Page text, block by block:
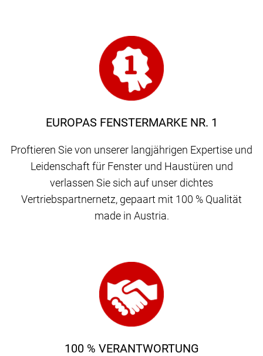
EUROPAS FENSTERMARKE NR. 1
Proftieren Sie von unserer langjährigen Expertise und
Leidenschaft für Fenster und Haustüren und
verlassen Sie sich auf unser dichtes
Vertriebspartnernetz, gepaart mit 100 % Qualität
made in Austria.
100 % VERANTWORTUNG